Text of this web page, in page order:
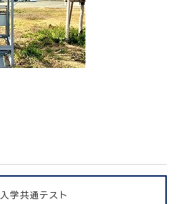
学共通テスト